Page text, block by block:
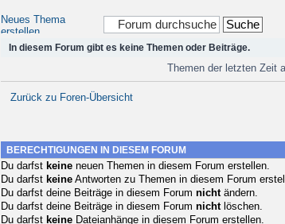
Neues Thema
erstellen
In diesem Forum gibt es keine Themen oder Beiträge.
Themen der letzten Zeit
Zurück zu Foren-Übersicht
BERECHTIGUNGEN IN DIESEM FORUM
Du darfst keine neuen Themen in diesem Forum erstellen.
Du darfst keine Antworten zu Themen in diesem Forum
Du darfst deine Beiträge in diesem Forumnicht ändern.
Du darfst deine Beiträge in diesem Forumnicht löschen.
Du darfst keine Dateianhänge in diesem Forum erstellen.